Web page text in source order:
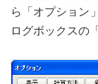
ら「オプション
ログボックスの